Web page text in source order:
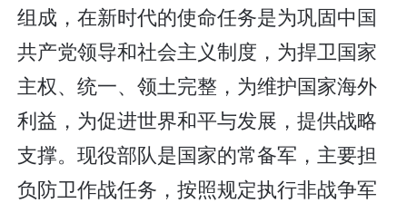
组成，在新时代的使命任务是为巩固中国
共产党领导和社会主义制度，为捍卫国家
主权、统一、领土完整，为维护国家海外
利益，为促进世界和平与发展，提供战略
支撑。现役部队是国家的常备军，主要担
负防卫作战任务，按照规定执行非战争军